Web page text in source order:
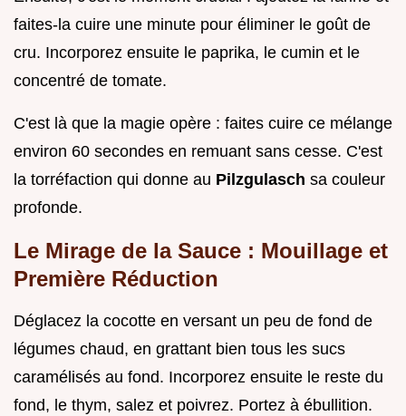
faites-la cuire une minute pour éliminer le goût de
cru. Incorporez ensuite le paprika, le cumin et le
concentré de tomate.
C'est là que la magie opère : faites cuire ce mélange
environ 60 secondes en remuant sans cesse. C'est
la torréfaction qui donne au Pilzgulasch sa couleur
profonde.
Le Mirage de la Sauce : Mouillage et
Première Réduction
Déglacez la cocotte en versant un peu de fond de
légumes chaud, en grattant bien tous les sucs
caramélisés au fond. Incorporez ensuite le reste du
fond, le thym, salez et poivrez. Portez à ébullition.